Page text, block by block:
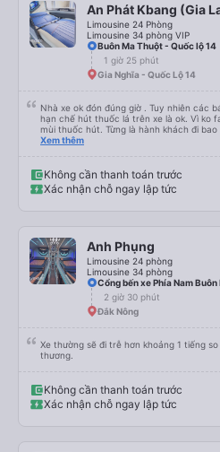
An Phát Kbang (Gia
Limousine 24 Phòng
Limousine 34 phòng VIP
Buôn Ma Thuột - Quốc lộ 14
1 giờ 25 phút
Gia Nghĩa - Quốc Lộ 14
Nhà xe ok đón đúng giờ . Tuy nhiên các
hạn chế hút thuốc lá trên xe là ok. Vì ko
mùi thuốc hút. Từng là hành khách đi bao
, nhưng hãy theo cách vận hành của
Xem thêm
Không cần thanh toán trước
Xác nhận chỗ ngay lập tức
Anh Phụng
Limousine 24 phòng
Limousine 34 phòng
Cổng bến xe Phía Nam
2 giờ 30 phút
Đắk Nông
Xe thường sẽ đi trễ hơn khoảng 1 tiếng
thương.
Không cần thanh toán trước
Xác nhận chỗ ngay lập tức